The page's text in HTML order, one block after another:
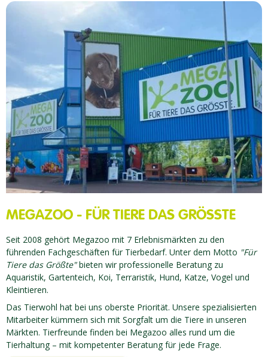
MEGAZOO - FÜR TIERE DAS GRÖSSTE
Seit 2008 gehört Megazoo mit 7 Erlebnismärkten zu den
führenden Fachgeschäften für Tierbedarf. Unter dem Motto "Für
Tiere das Größte"bieten wir professionelle Beratung zu
Aquaristik, Gartenteich, Koi, Terraristik, Hund, Katze, Vogel und
Kleintieren.
Das Tierwohl hat bei uns oberste Priorität. Unsere spezialisierten
Mitarbeiter kümmern sich mit Sorgfalt um die Tiere in unseren
Märkten. Tierfreunde finden bei Megazoo alles rund um die
Tierhaltung – mit kompetenter Beratung für jede Frage.